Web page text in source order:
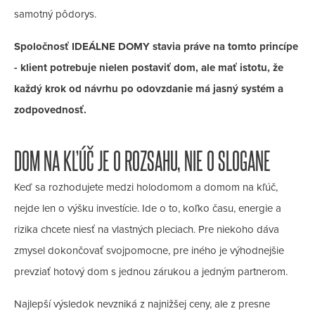
samotný pôdorys.
Spoločnosť IDEÁLNE DOMY stavia práve na tomto princípe
- klient potrebuje nielen postaviť dom, ale mať istotu, že
každý krok od návrhu po odovzdanie má jasný systém a
zodpovednosť.
DOM NA KĽÚČ JE O ROZSAHU, NIE O SLOGANE
Keď sa rozhodujete medzi holodomom a domom na kľúč,
nejde len o výšku investície. Ide o to, koľko času, energie a
rizika chcete niesť na vlastných pleciach. Pre niekoho dáva
zmysel dokončovať svojpomocne, pre iného je výhodnejšie
prevziať hotový dom s jednou zárukou a jedným partnerom.
Najlepší výsledok nevzniká z najnižšej ceny, ale z presne